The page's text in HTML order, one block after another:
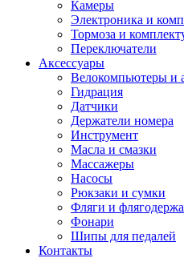
Камеры
Электроника и
Тормоза и
Переключатели
Аксессуары
Велокомпьютеры и
Гидрация
Датчики
Держатели номера
Инструмент
Масла и смазки
Массажеры
Насосы
Рюкзаки и сумки
Фляги и
Фонари
Шипы для педалей
Контакты